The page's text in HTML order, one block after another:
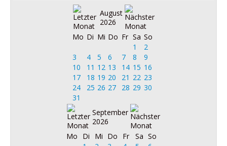
August
2026
Mo Di Mi Do Fr Sa So
1
2
3
4 5 6 7 8
9
10
11 12 13 14 15 16
17
18 19 20 21 22 23
24
25 26 27 28 29 30
31
September
2026
Mo
Di Mi Do Fr Sa So